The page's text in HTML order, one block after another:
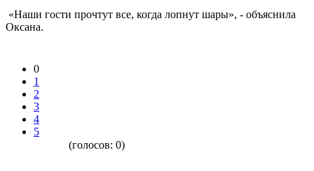
«Наши гости прочтут все, когда лопнут шары», - объяснила
Оксана.
0
1
2
3
4
5
(голосов: 0)